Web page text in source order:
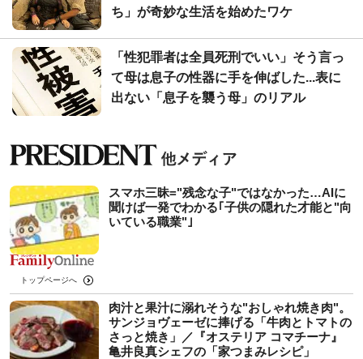
ち」が奇妙な生活を始めたワケ
「性犯罪者は全員死刑でいい」そう言っ
て母は息子の性器に手を伸ばした...表に
出ない「息子を襲う母」のリアル
スマホ三昧="残念な子"ではなかった…AIに
聞けば一発でわかる｢子供の隠れた才能と"向
いている職業"｣
トップページへ
肉汁と果汁に溺れそうな"おしゃれ焼き肉"。
サンジョヴェーゼに捧げる「牛肉とトマトの
さっと焼き」／『オステリア コマチーナ』
亀井良真シェフの「家つまみレシピ」